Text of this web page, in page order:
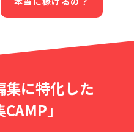
に特化した
」